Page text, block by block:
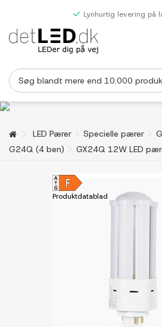
Lynhurtig levering på
LED Pærer Specielle pærer
G24Q (4 ben)
GX24Q 12W LED
Produktdatablad